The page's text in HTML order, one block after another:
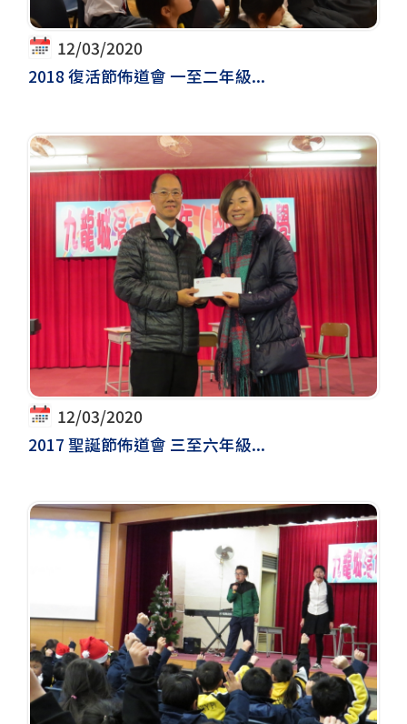
12/03/2020
2018 復活節佈道會 一至二年級...
12/03/2020
2017 聖誕節佈道會 三至六年級...